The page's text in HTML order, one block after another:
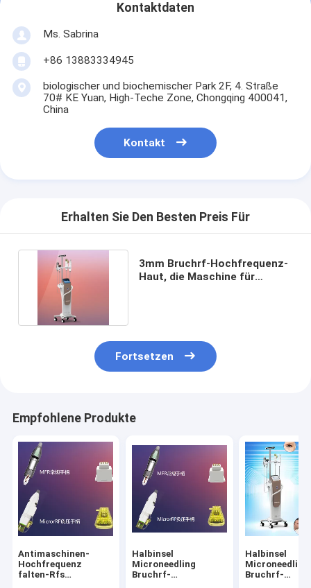
Kontaktdaten
Ms. Sabrina
+86 13883334945
biologischer und biochemischer Park 2F, 4. Straße
70# KE Yuan, High-Teche Zone, Chongqing 400041,
China
Kontakt
Erhalten Sie Den Besten Preis Für
3mm Bruchrf-Hochfrequenz-
Haut, die Maschine für
Fortsetzen
Empfohlene Produkte
Antimaschinen-
Hochfrequenz
falten-Rfs
Halbinsel
Microneedling
Bruchrf-
Halbinsel
Microneedling
Bruchrf-